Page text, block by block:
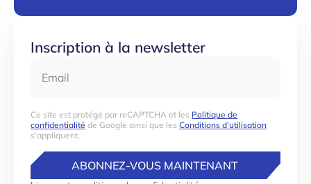
Inscription à la newsletter
Ce site est protégé par reCAPTCHA et les Politique de
confidentialité de Google ainsi que les Conditions d'utilisation
s'appliquent.
ABONNEZ-VOUS MAINTENANT